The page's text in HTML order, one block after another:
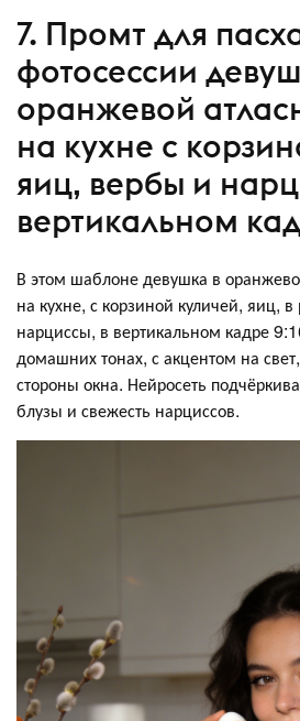
7. Промт для
фотосессии
оранжевой
на кухне с
яиц, вербы и
вертикальном
В этом шаблоне девушка в
на кухне, с корзиной куличей, яиц, в
нарциссы, в вертикальном кадре
домашних тонах, с акцентом на
стороны окна. Нейросеть
блузы и свежесть нарциссов.